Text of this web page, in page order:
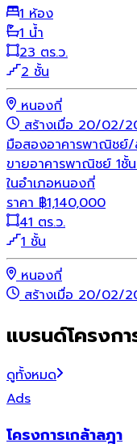
1 ห้อง
1 น้ำ
23 ตร.ว.
2 ชั้น
หนองกี่
สร้างเมื่อ 20/02/
มือสองอาคารพาณิชย์/
ขายอาคารพาณิชย์ 1ชั้น
ในอำเภอหนองกี่
ราคา ฿1,140,000
41 ตร.ว.
1 ชั้น
หนองกี่
สร้างเมื่อ 20/02/
แบรนด์โครงก
ดูทั้งหมด
Ads
โครงการเกล้าลฎา